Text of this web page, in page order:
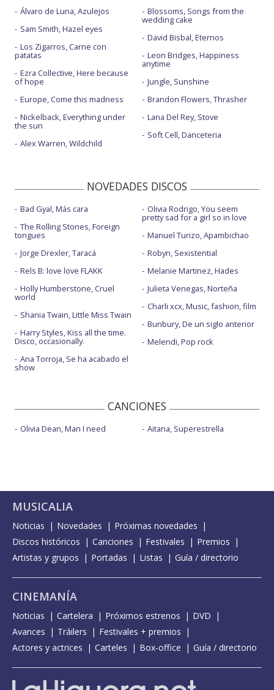
Álvaro de Luna, Azulejos
Sam Smith, Hazel eyes
Los Zigarros, Carne con
patatas
Ezra Collective, Here because
of hope
Europe, Come this madness
Nickelback, Everything under
the sun
Alex Warren, Wildchild
Blossoms, Songs from the
wedding cake
David Bisbal, Eternos
Leon Bridges, Happiness
anytime
Jungle, Sunshine
Brandon Flowers, Thrasher
Lana Del Rey, Stove
Soft Cell, Danceteria
NOVEDADES DISCOS
Bad Gyal, Más cara
The Rolling Stones, Foreign
tongues
Jorge Drexler, Taracá
Rels B: love love FLAKK
Holly Humberstone, Cruel
world
Shania Twain, Little Miss Twain
Harry Styles, Kiss all the time.
Disco, occasionally.
Ana Torroja, Se ha acabado el
show
Olivia Rodrigo, You seem
pretty sad for a girl so in love
Manuel Turizo, Apambichao
Robyn, Sexistential
Melanie Martinez, Hades
Julieta Venegas, Norteña
Charli xcx, Music, fashion, film
Bunbury, De un siglo anterior
Melendi, Pop rock
CANCIONES
Olivia Dean, Man I need Aitana, Superestrella
MUSICALIA
Noticias Novedades
Próximas novedades
Discos históricos
Canciones Festivales
Premios
Artistas y grupos
Portadas Listas Guía / directorio
CINEMANÍA
Noticias Cartelera Próximos estrenos
DVD
Avances
Tráilers
Festivales + premios
Actores y actrices
Carteles Box-office Guía / directorio